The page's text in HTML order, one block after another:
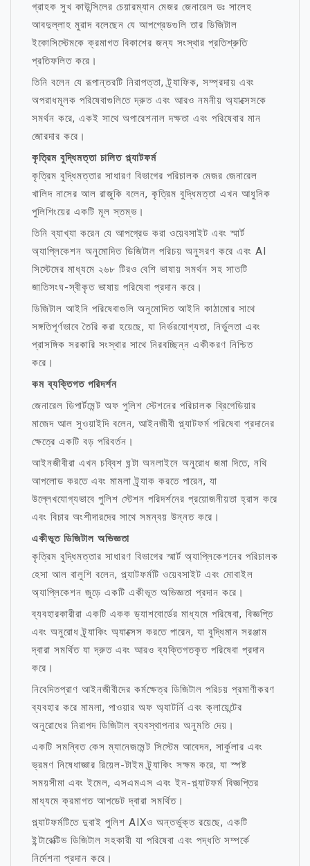
গ্রাহক সুখ কাউন্সিলের চেয়ারম্যান মেজর জেনারেল ডঃ সালেহ
আবদুল্লাহ মুরাদ বলেছেন যে আপগ্রেডগুলি তার ডিজিটাল
ইকোসিস্টেমকে ক্রমাগত বিকাশের জন্য সংস্থার প্রতিশ্রুতি
প্রতিফলিত করে।
তিনি বলেন যে রূপান্তরটি নিরাপত্তা, ট্র্যাফিক, সম্প্রদায় এবং
অপরাধমূলক পরিষেবাগুলিতে দ্রুত এবং আরও নমনীয় অ্যাক্সেসকে
সমর্থন করে, একই সাথে অপারেশনাল দক্ষতা এবং পরিষেবার মান
জোরদার করে।
কৃত্রিম বুদ্ধিমত্তা চালিত প্ল্যাটফর্ম
কৃত্রিম বুদ্ধিমত্তার সাধারণ বিভাগের পরিচালক মেজর জেনারেল
খালিদ নাসের আল রাজুকি বলেন, কৃত্রিম বুদ্ধিমত্তা এখন আধুনিক
পুলিশিংয়ের একটি মূল স্তম্ভ।
তিনি ব্যাখ্যা করেন যে আপগ্রেড করা ওয়েবসাইট এবং স্মার্ট
অ্যাপ্লিকেশন অনুমোদিত ডিজিটাল পরিচয় অনুসরণ করে এবং AI
সিস্টেমের মাধ্যমে ২৬৮ টিরও বেশি ভাষায় সমর্থন সহ সাতটি
জাতিসংঘ-স্বীকৃত ভাষায় পরিষেবা প্রদান করে।
ডিজিটাল আইনি পরিষেবাগুলি অনুমোদিত আইনি কাঠামোর সাথে
সঙ্গতিপূর্ণভাবে তৈরি করা হয়েছে, যা নির্ভরযোগ্যতা, নির্ভুলতা এবং
প্রাসঙ্গিক সরকারি সংস্থার সাথে নিরবচ্ছিন্ন একীকরণ নিশ্চিত
করে।
কম ব্যক্তিগত পরিদর্শন
জেনারেল ডিপার্টমেন্ট অফ পুলিশ স্টেশনের পরিচালক ব্রিগেডিয়ার
মাজেদ আল সুওয়াইদি বলেন, আইনজীবী প্ল্যাটফর্ম পরিষেবা প্রদানের
ক্ষেত্রে একটি বড় পরিবর্তন।
আইনজীবীরা এখন চব্বিশ ঘন্টা অনলাইনে অনুরোধ জমা দিতে, নথি
আপলোড করতে এবং মামলা ট্র্যাক করতে পারেন, যা
উল্লেখযোগ্যভাবে পুলিশ স্টেশন পরিদর্শনের প্রয়োজনীয়তা হ্রাস করে
এবং বিচার অংশীদারদের সাথে সমন্বয় উন্নত করে।
একীভূত ডিজিটাল অভিজ্ঞতা
কৃত্রিম বুদ্ধিমত্তার সাধারণ বিভাগের স্মার্ট অ্যাপ্লিকেশনের পরিচালক
হেসা আল বালুশি বলেন, প্ল্যাটফর্মটি ওয়েবসাইট এবং মোবাইল
অ্যাপ্লিকেশন জুড়ে একটি একীভূত অভিজ্ঞতা প্রদান করে।
ব্যবহারকারীরা একটি একক ড্যাশবোর্ডের মাধ্যমে পরিষেবা, বিজ্ঞপ্তি
এবং অনুরোধ ট্র্যাকিং অ্যাক্সেস করতে পারেন, যা বুদ্ধিমান সরঞ্জাম
দ্বারা সমর্থিত যা দ্রুত এবং আরও ব্যক্তিগতকৃত পরিষেবা প্রদান
করে।
নিবেদিতপ্রাণ আইনজীবীদের কর্মক্ষেত্র ডিজিটাল পরিচয় প্রমাণীকরণ
ব্যবহার করে মামলা, পাওয়ার অফ অ্যাটর্নি এবং ক্লায়েন্টের
অনুরোধের নিরাপদ ডিজিটাল ব্যবস্থাপনার অনুমতি দেয়।
একটি সমন্বিত কেস ম্যানেজমেন্ট সিস্টেম আবেদন, সার্কুলার এবং
ভ্রমণ নিষেধাজ্ঞার রিয়েল-টাইম ট্র্যাকিং সক্ষম করে, যা স্পষ্ট
সময়সীমা এবং ইমেল, এসএমএস এবং ইন-প্ল্যাটফর্ম বিজ্ঞপ্তির
মাধ্যমে ক্রমাগত আপডেট দ্বারা সমর্থিত।
প্ল্যাটফর্মটিতে দুবাই পুলিশ AIXও অন্তর্ভুক্ত রয়েছে, একটি
ইন্টারেক্টিভ ডিজিটাল সহকারী যা পরিষেবা এবং পদ্ধতি সম্পর্কে
নির্দেশনা প্রদান করে।